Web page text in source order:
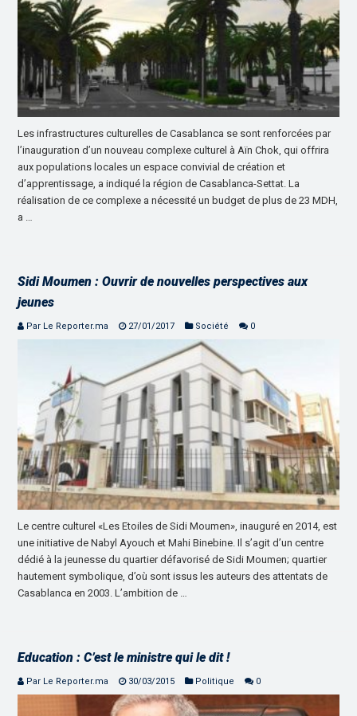
Les infrastructures culturelles de Casablanca se sont renforcées par
l’inauguration d’un nouveau complexe culturel à Aïn Chok, qui offrira
aux populations locales un espace convivial de création et
d’apprentissage, a indiqué la région de Casablanca-Settat. La
réalisation de ce complexe a nécessité un budget de plus de 23 MDH,
a …
Sidi Moumen : Ouvrir de nouvelles perspectives aux
jeunes
Par Le Reporter.ma 27/01/2017 Société 0
Le centre culturel «Les Etoiles de Sidi Moumen», inauguré en 2014, est
une initiative de Nabyl Ayouch et Mahi Binebine. Il s’agit d’un centre
dédié à la jeunesse du quartier défavorisé de Sidi Moumen; quartier
hautement symbolique, d’où sont issus les auteurs des attentats de
Casablanca en 2003. L’ambition de …
Education : C’est le ministre qui le dit !
Par Le Reporter.ma 30/03/2015 Politique 0